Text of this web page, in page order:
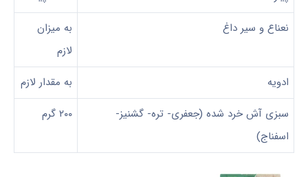
نعناع و سیر داغ
به میزان
لازم
ادویه
به مقدار لازم
سبزی آش خرد شده (جعفری- تره- گشنیز-
اسفناج)
۲۰۰ گرم